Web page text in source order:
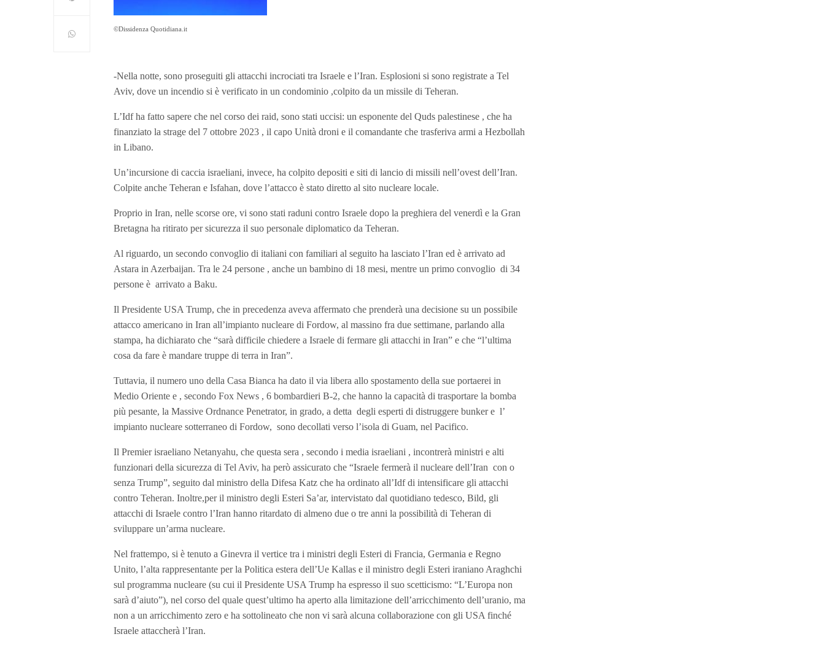
©Dissidenza Quotidiana.it
-Nella notte, sono proseguiti gli attacchi incrociati tra Israele e l’Iran. Esplosioni si sono registrate a Tel
Aviv, dove un incendio si è verificato in un condominio ,colpito da un missile di Teheran.
L’Idf ha fatto sapere che nel corso dei raid, sono stati uccisi: un esponente del Quds palestinese , che ha
finanziato la strage del 7 ottobre 2023 , il capo Unità droni e il comandante che trasferiva armi a Hezbollah
in Libano.
Un’incursione di caccia israeliani, invece, ha colpito depositi e siti di lancio di missili nell’ovest dell’Iran.
Colpite anche Teheran e Isfahan, dove l’attacco è stato diretto al sito nucleare locale.
Proprio in Iran, nelle scorse ore, vi sono stati raduni contro Israele dopo la preghiera del venerdì e la Gran
Bretagna ha ritirato per sicurezza il suo personale diplomatico da Teheran.
Al riguardo, un secondo convoglio di italiani con familiari al seguito ha lasciato l’Iran ed è arrivato ad
Astara in Azerbaijan. Tra le 24 persone , anche un bambino di 18 mesi, mentre un primo convoglio di 34
persone è arrivato a Baku.
Il Presidente USA Trump, che in precedenza aveva affermato che prenderà una decisione su un possibile
attacco americano in Iran all’impianto nucleare di Fordow, al massino fra due settimane, parlando alla
stampa, ha dichiarato che “sarà difficile chiedere a Israele di fermare gli attacchi in Iran” e che “l’ultima
cosa da fare è mandare truppe di terra in Iran”.
Tuttavia, il numero uno della Casa Bianca ha dato il via libera allo spostamento della sue portaerei in
Medio Oriente e , secondo Fox News , 6 bombardieri B-2, che hanno la capacità di trasportare la bomba
più pesante, la Massive Ordnance Penetrator, in grado, a detta degli esperti di distruggere bunker e l’
impianto nucleare sotterraneo di Fordow, sono decollati verso l’isola di Guam, nel Pacifico.
Il Premier israeliano Netanyahu, che questa sera , secondo i media israeliani , incontrerà ministri e alti
funzionari della sicurezza di Tel Aviv, ha però assicurato che “Israele fermerà il nucleare dell’Iran con o
senza Trump”, seguito dal ministro della Difesa Katz che ha ordinato all’Idf di intensificare gli attacchi
contro Teheran. Inoltre,per il ministro degli Esteri Sa’ar, intervistato dal quotidiano tedesco, Bild, gli
attacchi di Israele contro l’Iran hanno ritardato di almeno due o tre anni la possibilità di Teheran di
sviluppare un’arma nucleare.
Nel frattempo, si è tenuto a Ginevra il vertice tra i ministri degli Esteri di Francia, Germania e Regno
Unito, l’alta rappresentante per la Politica estera dell’Ue Kallas e il ministro degli Esteri iraniano Araghchi
sul programma nucleare (su cui il Presidente USA Trump ha espresso il suo scetticismo: “L’Europa non
sarà d’aiuto”), nel corso del quale quest’ultimo ha aperto alla limitazione dell’arricchimento dell’uranio, ma
non a un arricchimento zero e ha sottolineato che non vi sarà alcuna collaborazione con gli USA finché
Israele attaccherà l’Iran.